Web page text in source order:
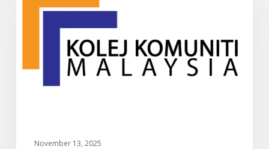
Terbaik
Panduan
November 13, 2025